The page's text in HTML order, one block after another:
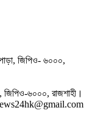
জিপিও- ৬০০০,
জিপিও-৬০০০, রাজশাহী।